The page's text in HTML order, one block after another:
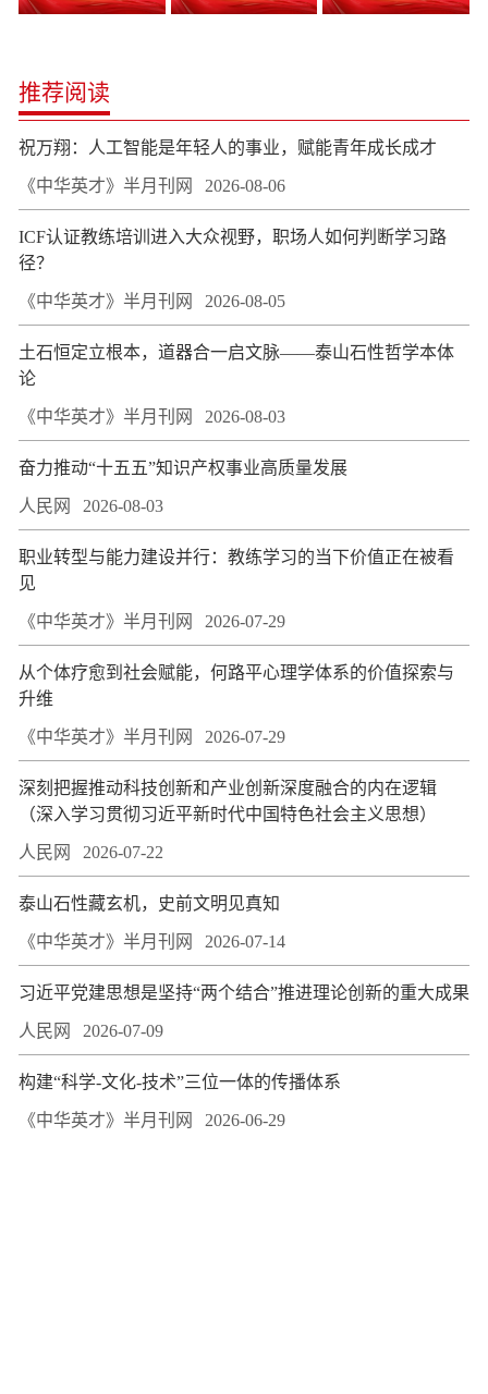
推荐阅读
祝万翔：人工智能是年轻人的事业，赋能青年成长成才
《中华英才》半月刊网 2026-08-06
ICF认证教练培训进入大众视野，职场人如何判断学习路
径？
《中华英才》半月刊网 2026-08-05
土石恒定立根本，道器合一启文脉——泰山石性哲学本体
论
《中华英才》半月刊网 2026-08-03
奋力推动“十五五”知识产权事业高质量发展
人民网 2026-08-03
职业转型与能力建设并行：教练学习的当下价值正在被看
见
《中华英才》半月刊网 2026-07-29
从个体疗愈到社会赋能，何路平心理学体系的价值探索与
升维
《中华英才》半月刊网 2026-07-29
深刻把握推动科技创新和产业创新深度融合的内在逻辑
（深入学习贯彻习近平新时代中国特色社会主义思想）
人民网 2026-07-22
泰山石性藏玄机，史前文明见真知
《中华英才》半月刊网 2026-07-14
习近平党建思想是坚持“两个结合”推进理论创新的重大成果
人民网 2026-07-09
构建“科学-文化-技术”三位一体的传播体系
《中华英才》半月刊网 2026-06-29